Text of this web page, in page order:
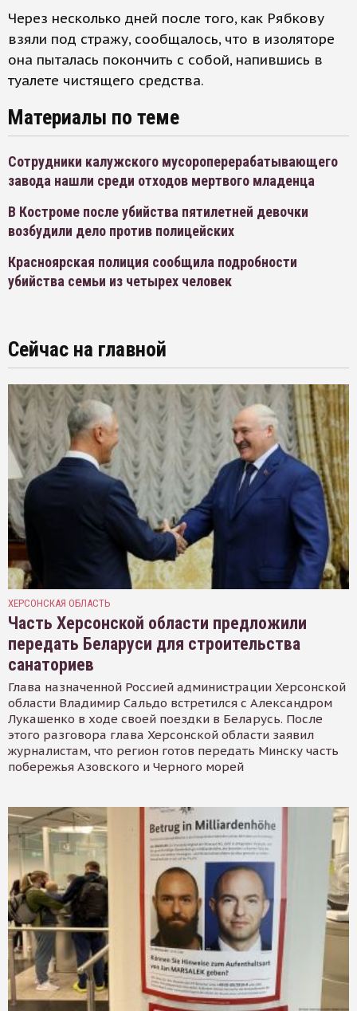
Через несколько дней после того, как Рябкову
взяли под стражу, сообщалось, что в изоляторе
она пыталась покончить с собой, напившись в
туалете чистящего средства.
Материалы по теме
Сотрудники калужского мусороперерабатывающего
завода нашли среди отходов мертвого младенца
В Костроме после убийства пятилетней девочки
возбудили дело против полицейских
Красноярская полиция сообщила подробности
убийства семьи из четырех человек
Сейчас на главной
ХЕРСОНСКАЯ ОБЛАСТЬ
Часть Херсонской области предложили
передать Беларуси для строительства
санаториев
Глава назначенной Россией администрации Херсонской
области Владимир Сальдо встретился с Александром
Лукашенко в ходе своей поездки в Беларусь. После
этого разговора глава Херсонской области заявил
журналистам, что регион готов передать Минску часть
побережья Азовского и Черного морей